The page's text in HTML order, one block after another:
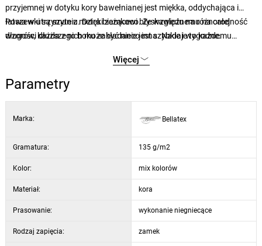
przyjemnej w dotyku kory bawełnianej jest miękka, oddychająca i
łatwa w utrzymaniu. Dzięki zamkowi błyskawicznemu na całej
długości dłuższego boku zakładanie jest szybkie i wygodne.
poszewka jest idealna do codziennego użytku i jako praktyczny
zamiennik do ulubionych poduszek relaksacyjnych.
Poszewki są szyte z metra bieżąceco. Ze względu na różnorodność
wzorów, każda z nich może być nieco inna. Nadaje to każdemu
Więcej
Parametry
Marka: Bellatex
Gramatura: 135 g/m2
Kolor: mix kolorów
Materiał: kora
Prasowanie: wykonanie niegniecące
Rodzaj zapięcia: zamek